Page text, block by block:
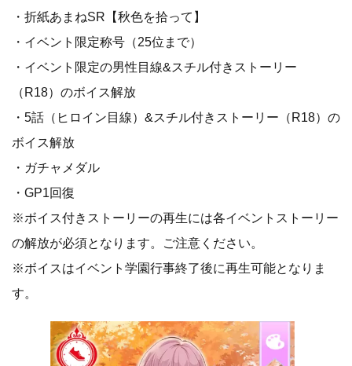
・折紙あまねSR【秋色を拾って】
・イベント限定称号（25位まで）
・イベント限定の男性目線&スチル付きストーリー
（R18）のボイス解放
・5話（ヒロイン目線）&スチル付きストーリー（R18）の
ボイス解放
・ガチャメダル
・GP1回復
※ボイス付きストーリーの再生には各イベントストーリー
の解放が必須となります。ご注意ください。
※ボイスはイベント学園行事終了後に再生可能となりま
す。